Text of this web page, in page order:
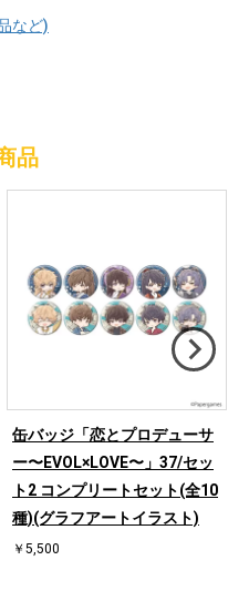
など)
品
缶バッジ「恋とプロデューサ
ー〜EVOL×LOVE〜」37/セッ
ト2 コンプリートセット(全10
種)(グラフアートイラスト)
￥5,500